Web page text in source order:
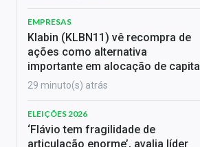
EMPRESAS
Klabin (KLBN11) vê recompra de
ações como alternativa
importante em alocação de capital
29 minuto(s) atrás
ELEIÇÕES 2026
‘Flávio tem fragilidade de
articulação enorme’, avalia líder